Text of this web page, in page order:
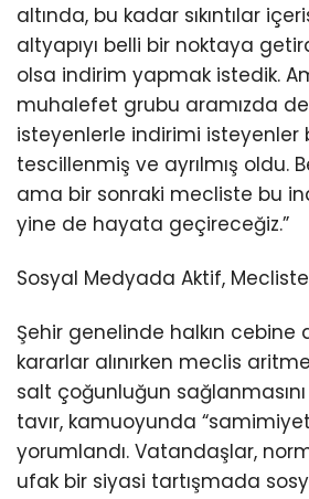
altında, bu kadar sıkıntılar
altyapıyı belli bir noktaya
olsa indirim yapmak istedik.
muhalefet grubu aramızda
isteyenlerle indirimi isteyenler
tescillenmiş ve ayrılmış oldu.
ama bir sonraki mecliste bu
yine de hayata geçireceğiz.”
Sosyal Medyada Aktif,
Şehir genelinde halkın cebine
kararlar alınırken meclis
salt çoğunluğun
tavır, kamuoyunda
yorumlandı. Vatandaşlar,
ufak bir siyasi tartışmada